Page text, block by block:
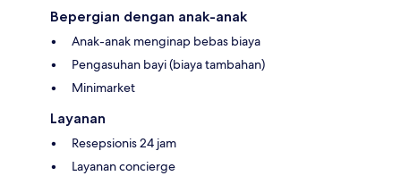
Bepergian dengan anak-anak
Anak-anak menginap bebas biaya
Pengasuhan bayi (biaya tambahan)
Minimarket
Layanan
Resepsionis 24 jam
Layanan concierge